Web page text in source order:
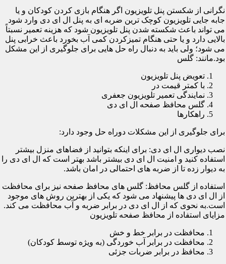
نگرانی از شکستن پنل تلویزیون اگر هنگام بازی کردن کودکان و یا
جابه جایی تلویزیون کوچک ترین ضربه ای به پنل ال ای دی وارد شود
می تواند باعث شکسته شدن پنل تلویزیون شود که هزینه تعمیر نسبتاً
بالایی دارد و یا حتی هنگام تمیزکردن کمی آب بخورد باعث خرابی پنل
می شود؛ ولی باید به دنبال راه حل هایی برای جلوگیری از این مشکل
بود.مانند: گلس
تعویض پنل تلویزیون
با کمتر قیمت در
نمایندگی تعمیر تلویزیون جعفری
گلس محافظ صفحه ال ای دی
راهکارها
برای جلوگیری از این مشکلات دوراه حل وجود دارد:
نصب دیواری ال ای دی: برای اینکه بتوانید از فضاهای منزل بیشتر
استفاده کنید و امنیت ال ای دی بیشتر باشد بهتر است که ال ای دی را
به دیوار زده تا از ضربه های احتمالی در امان باشد.
استفاده از گلس محافظ: گلس های محافظ صفحه نیز برای محافظت
از ال ای دی ها پیشنهاد می شود که یکی از بهترین روش های موجود
است.به نحوی که از ال ای دی در برابر ضربه و آب محافظت می کند.
مزایای استفاده از محافظ صفحه تلویزیون
محافظت در برابر خط و خش
محافظت در برابر آب خوردگی (به ویژه توسط کودکان)
محافظ در برابر ضربات جزئی